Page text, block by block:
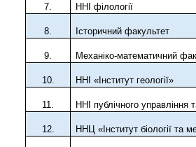
7 ННІ філології
8 Історичний факультет
9 Механіко-математичний
10. ННІ «Інститут геології»
11. ННІ публічного
12. ННЦ «Інститут біології та